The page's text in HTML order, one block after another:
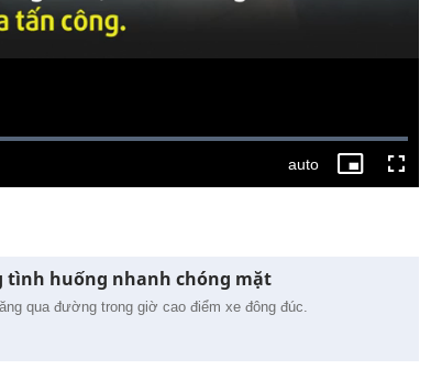
tình huống nhanh chóng mặt
qua đường trong giờ cao điểm xe đông đúc.